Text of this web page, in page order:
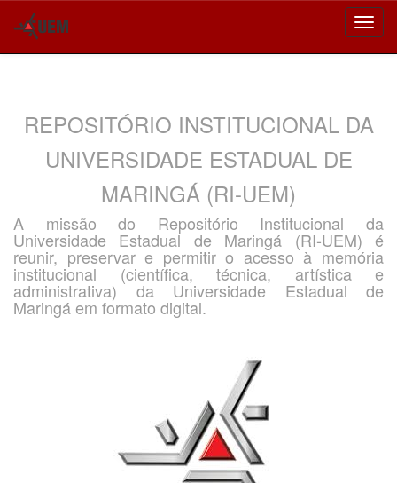
REPOSITÓRIO INSTITUCIONAL DA
UNIVERSIDADE ESTADUAL DE
MARINGÁ (RI-UEM)
A missão do Repositório Institucional da
Universidade Estadual de Maringá (RI-UEM) é
reunir, preservar e permitir o acesso à memória
institucional (científica, técnica, artística e
administrativa) da Universidade Estadual de
Maringá em formato digital.